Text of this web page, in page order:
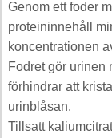
Genom ett foder
proteininnehåll
koncentrationen
Fodret gör urinen
förhindrar att
urinblåsan.
Tillsatt